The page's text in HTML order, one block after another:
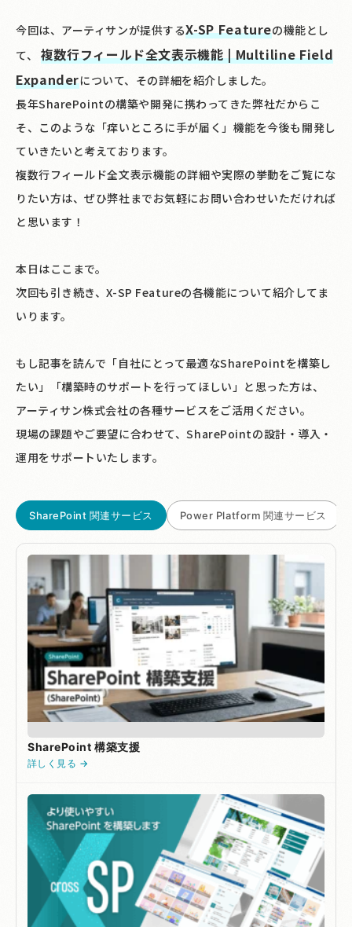
今回は、アーティサンが提供するX-SP Featureの機能とし
て、 複数行フィールド全文表示機能 | Multiline Field
Expanderについて、その詳細を紹介しました。
長年SharePointの構築や開発に携わってきた弊社だからこ
そ、このような「痒いところに手が届く」機能を今後も開発し
ていきたいと考えております。
複数行フィールド全文表示機能の詳細や実際の挙動をご覧にな
りたい方は、ぜひ弊社までお気軽にお問い合わせいただければ
と思います！
本日はここまで。
次回も引き続き、X-SP Featureの各機能について紹介してま
いります。
もし記事を読んで「自社にとって最適なSharePointを構築し
たい」「構築時のサポートを行ってほしい」と思った方は、
アーティサン株式会社の各種サービスをご活用ください。
現場の課題やご要望に合わせて、SharePointの設計・導入・
運用をサポートいたします。
SharePoint 関連サービス Power Platform 関連サービス
SharePoint 構築支援
詳しく見る →